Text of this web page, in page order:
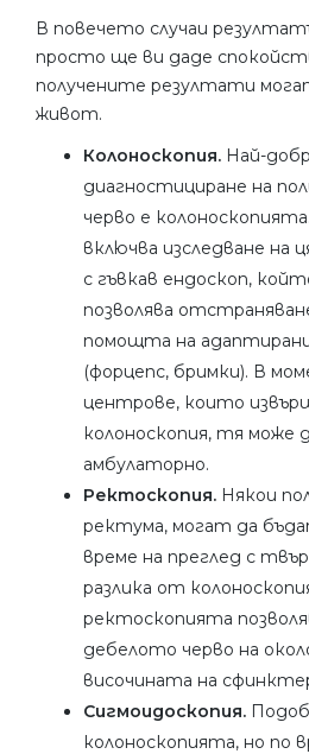
В повечето случаи
просто ще ви даде
получените резултати
живот.
Колоноскопия. Най-
диагностициране на
черво е
включва изследване на
с гъвкав ендоскоп,
позволява
помощта на
(форцепс, бримки). В
центрове, които
колоноскопия, тя може
амбулаторно.
Ректоскопия. Някои
ректума, могат да
време на преглед с
разлика от
ректоскопията
дебелото черво на
височината на
Сигмоидоскопия.
колоноскопията, но по